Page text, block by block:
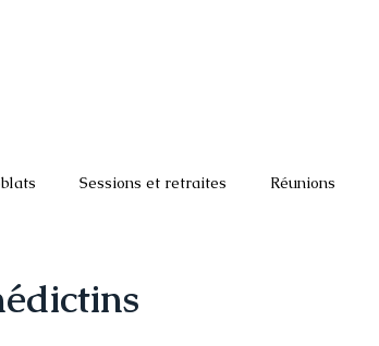
Sessions et retraites Réunions